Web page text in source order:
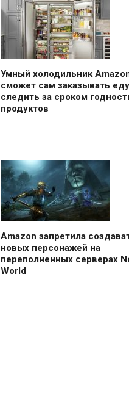
Умный холодильник
сможет сам заказывать
следить за сроком
продуктов
Amazon запретила
новых персонажей на
переполненных серверах
World